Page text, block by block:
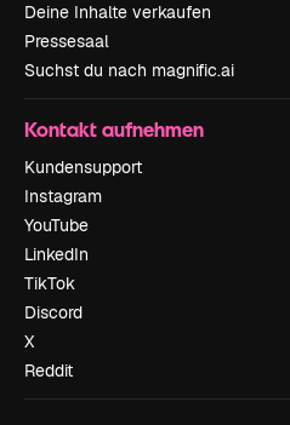
Deine Inhalte verkaufen
Pressesaal
Suchst du nach magnific.ai
Kontakt aufnehmen
Kundensupport
Instagram
YouTube
LinkedIn
TikTok
Discord
X
Reddit